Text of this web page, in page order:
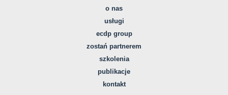
o nas
usługi
ecdp group
zostań partnerem
szkolenia
publikacje
kontakt